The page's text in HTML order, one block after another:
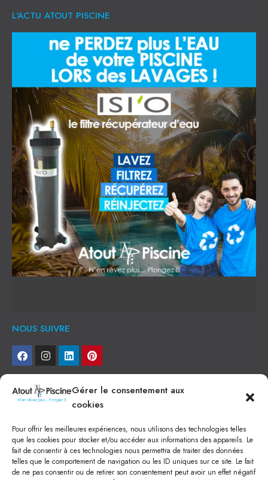
Gérer le consentement aux
cookies
Pour offrir les meilleures expériences, nous utilisons des technologies telles
que les cookies pour stocker et/ou accéder aux informations des appareils. Le
fait de consentir à ces technologies nous permettra de traiter des données
telles que le comportement de navigation ou les ID uniques sur ce site. Le fait
de ne pas consentir ou de retirer son consentement peut avoir un effet négatif
L'ACTU ATOUT PISCINE
NOUS SUIVRE
NEWSLETTER
Je veux recevoir toute l'actu
NOS SERVICES
Construction de piscine béton à Narbonne
Piscine coque à Narbonne